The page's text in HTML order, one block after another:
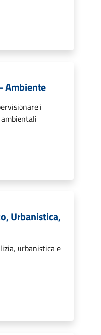
Ambiente
i
Urbanistica,
urbanistica e